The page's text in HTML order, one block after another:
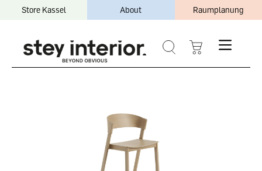
Store Kassel About Raumplanung